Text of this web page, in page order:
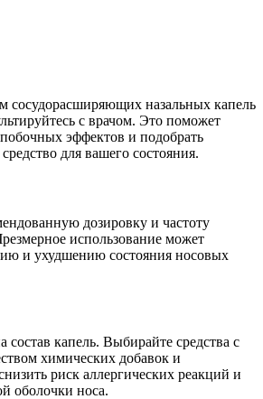
сосудорасширяющих назальных капель
с врачом. Это поможет
эффектов и подобрать
для вашего состояния.
дозировку и частоту
использование может
и ухудшению состояния носовых
капель. Выбирайте средства с
химических добавок и
риск аллергических реакций и
оболочки носа.